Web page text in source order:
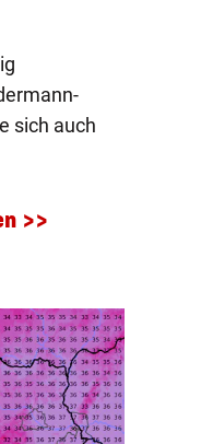
sich auch
>>